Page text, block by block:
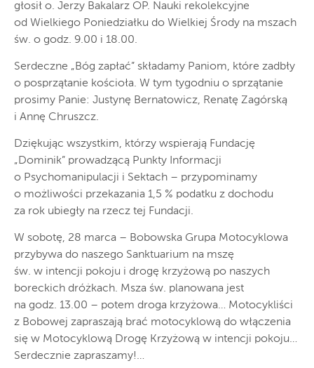
głosił o. Jerzy Bakalarz OP. Nauki rekolekcyjne
od Wielkiego Poniedziałku do Wielkiej Środy na mszach
św. o godz. 9.00 i 18.00.
Serdeczne „Bóg zapłać” składamy Paniom, które zadbły
o posprzątanie kościoła. W tym tygodniu o sprzątanie
prosimy Panie: Justynę Bernatowicz, Renatę Zagórską
i Annę Chruszcz.
Dziękując wszystkim, którzy wspierają Fundację
„Dominik” prowadzącą Punkty Informacji
o Psychomanipulacji i Sektach – przypominamy
o możliwości przekazania 1,5 % podatku z dochodu
za rok ubiegły na rzecz tej Fundacji.
W sobotę, 28 marca – Bobowska Grupa Motocyklowa
przybywa do naszego Sanktuarium na mszę
św. w intencji pokoju i drogę krzyżową po naszych
boreckich dróżkach. Msza św. planowana jest
na godz. 13.00 – potem droga krzyżowa… Motocykliści
z Bobowej zapraszają brać motocyklową do włączenia
się w Motocyklową Drogę Krzyżową w intencji pokoju…
Serdecznie zapraszamy!…